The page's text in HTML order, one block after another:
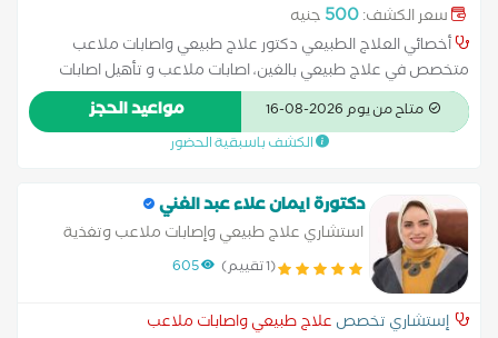
سعر الكشف:500 جنيه
أخصائي العلاج الطبيعي دكتور علاج طبيعي واصابات ملاعب
متخصص في علاج طبيعي بالغين، اصابات ملاعب و تأهيل اصابات
الملاعب الابر الجافة الام الظهر الحجامة العلاجية الشلل بأنواعه
تاهيل اصابات المخ والاعصاب وعلاج الجلطات تاهيل اصابات وما بعد
جراحات الرباط الصليبي خشونة الركبة عرق النسا علاج أمراض المفاصل
متاح من يوم 2026-08-16 مواعيد الحجز
الكشف باسبقية الحضور
دكتورة ايمان علاء عبد الغني
استشاري علاج طبيعي وإصابات ملاعب وتغذية
علاجية ومسنين
(1 تقييم) 605
إستشاري تخصص علاج طبيعي واصابات ملاعب